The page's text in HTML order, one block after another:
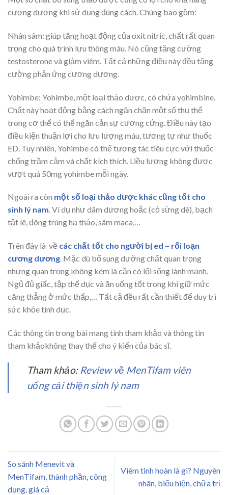
cương dương khi sử dụng đúng cách. Chúng bao gồm:
Nhân sâm: giúp tăng hoạt động của oxit nitric, chất rất quan
trọng cho quá trình lưu thông máu. Nó cũng tăng cường
testosterone và giảm viêm. Tất cả những điều này đều tăng
cường phản ứng cương dương.
Yohimbe: Yohimbe, một loại thảo dược, có chứa yohimbine.
Chất này hoạt động bằng cách ngăn chặn một số thụ thể
trong cơ thể có thể ngăn cản sự cương cứng. Điều này tạo
điều kiện thuận lợi cho lưu lượng máu, tương tự như thuốc
ED. Tuy nhiên, Yohimbe có thể tương tác tiêu cực với thuốc
chống trầm cảm và chất kích thích. Liều lượng không được
vượt quá 50mg yohimbe mỗi ngày.
Ngoài ra còn một số loại thảo dược khác cũng tốt cho
sinh lý nam. Ví dụ như dâm dương hoắc (cỏ sừng dê), bạch
tật lê, đông trùng hạ thảo, sâm maca,…
Trên đây là về các chất tốt cho người bị ed – rối loạn
cương dương. Mặc dù bổ sung dưỡng chất quan trọng
nhưng quan trọng không kém là cần có lối sống lành mạnh.
Ngủ đủ giấc, tập thể dục và ăn uống tốt trong khi giữ mức
căng thẳng ở mức thấp,… Tất cả đều rất cần thiết để duy trì
sức khỏe tình dục.
Các thông tin trong bài mang tính tham khảo và thông tin
tham khảokhông thay thế cho ý kiến của bác sĩ.
Tham khảo: Review về MenTifam viên
uống cải thiện sinh lý nam
So sánh Menevit và
MenTifam, thành phần, công
dụng, giá cả
Viêm tinh hoàn là gì? Nguyên
nhân, biểu hiện, chữa trị